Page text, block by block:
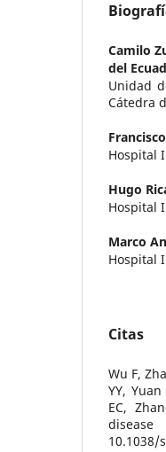
Camilo
del
Unidad
Cátedra
Hospital
Hugo
Hospital
Marco
Hospital
Citas
Wu F,
YY,
EC,